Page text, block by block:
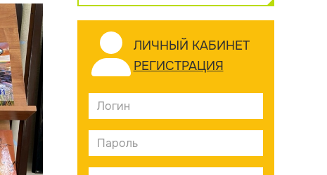
ЛИЧНЫЙ КАБИНЕТ
РЕГИСТРАЦИЯ